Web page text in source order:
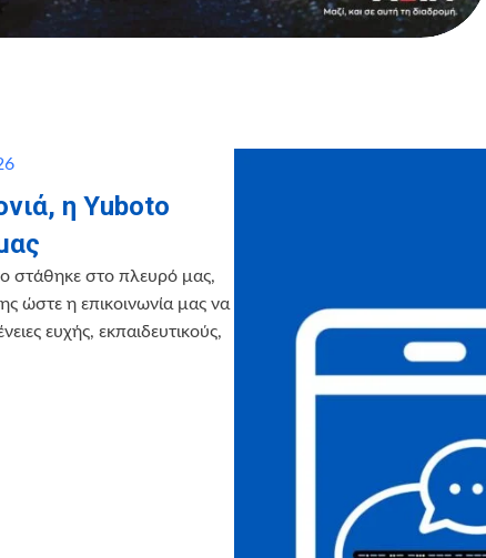
η Yuboto
στάθηκε στο πλευρό μας,
ώστε η επικοινωνία μας να
ευχής, εκπαιδευτικούς,